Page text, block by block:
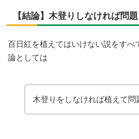
【結論】木登りしなければ問
百日紅を植えてはいけない説をすべ
論としては
木登りをしなければ植えて問